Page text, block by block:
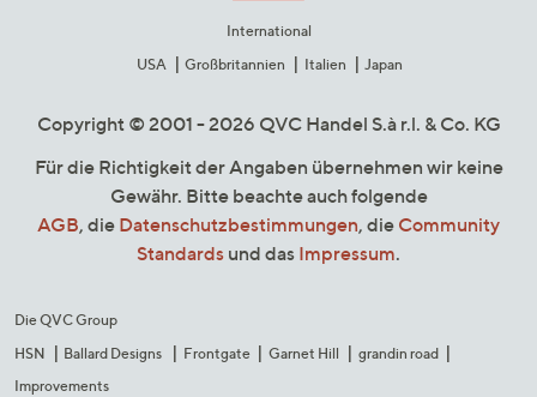
International
USA
Großbritannien Italien Japan
Copyright © 2001 - 2026 QVC Handel S.à r.l. & Co. KG
Für die Richtigkeit der Angaben übernehmen wir keine
Gewähr. Bitte beachte auch folgende
AGB, die Datenschutzbestimmungen, die Community
Standards und das Impressum.
Die QVC Group
HSN
Ballard Designs Frontgate Garnet Hill
grandin road
Improvements